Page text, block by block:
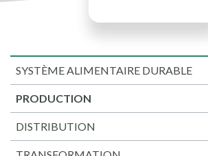
SYSTÈME ALIMENTAIRE DURABLE
PRODUCTION
DISTRIBUTION